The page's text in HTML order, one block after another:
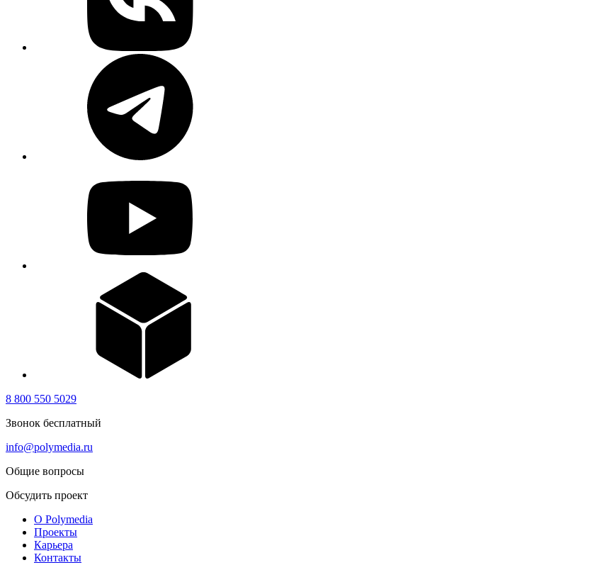
8 800 550 5029
Звонок бесплатный
info@polymedia.ru
Общие вопросы
Обсудить проект
О Polymedia
Проекты
Карьера
Контакты